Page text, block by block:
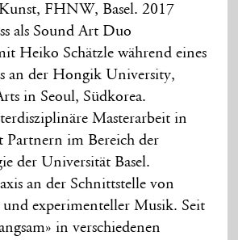
FHNW, Basel. 2017
als Sound Art Duo
Heiko Schätzle während eines
an der Hongik University,
in Seoul, Südkorea.
Masterarbeit in
im Bereich der
der Universität Basel.
an der Schnittstelle von
experimenteller Musik. Seit
in verschiedenen